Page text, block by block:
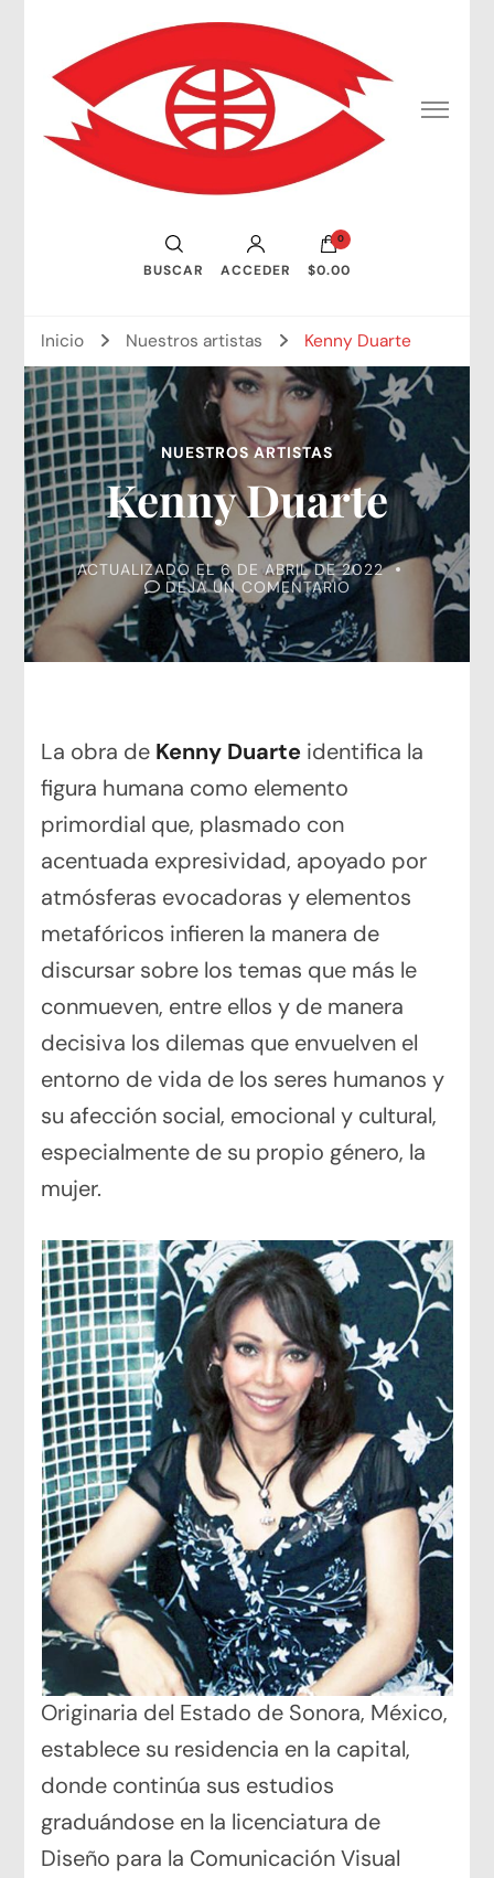
Consejo Mundial de Artistas Visuales
BUSCAR ACCEDER
0
$0.00
Inicio Nuestros artistas Kenny Duarte
NUESTROS ARTISTAS
Kenny Duarte
ACTUALIZADO EL6 DE ABRIL DE 2022
DEJA UN COMENTARIOEN
KENNY
DUARTE
La obra de Kenny Duarte identifica la
figura humana como elemento
primordial que, plasmado con
acentuada expresividad, apoyado por
atmósferas evocadoras y elementos
metafóricos infieren la manera de
discursar sobre los temas que más le
conmueven, entre ellos y de manera
decisiva los dilemas que envuelven el
entorno de vida de los seres humanos y
su afección social, emocional y cultural,
especialmente de su propio género, la
mujer.
Originaria del Estado de Sonora, México,
establece su residencia en la capital,
donde continúa sus estudios
graduándose en la licenciatura de
Diseño para la Comunicación Visual